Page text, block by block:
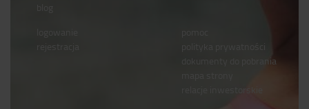
polityka prywatności
dokumenty do pobrania